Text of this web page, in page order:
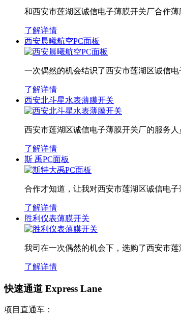
和西安市莲湖区诚信电子薄膜开关厂合作
了解详情
西安晨曦航空PC面板
一次偶然的机会结识了西安市莲湖区诚信
了解详情
西安北斗星水表薄膜开关
西安市莲湖区诚信电子薄膜开关厂的服务
了解详情
斯 禹PC面板
合作才知道，让我对西安市莲湖区诚信电
了解详情
胜利仪表薄膜开关
我司在一次偶然的机会下，选购了西安市
了解详情
快速通道 Express Lane
项目直通车：